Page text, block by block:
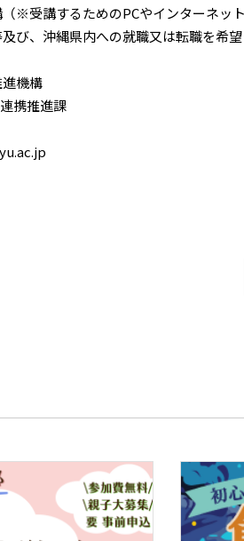
※受講するためのPCやインターネッ
、沖縄県内への就職⼜は転職を希望
機構
携推進課